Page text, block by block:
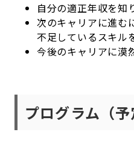
自分の適正年収を知
次のキャリアに進む
不足しているスキル
今後のキャリアに漠
プログラム（予